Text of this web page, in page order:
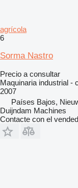
agrícola
6
Sorma Nastro
Precio a consultar
Maquinaria industrial -
2007
Países Bajos,
Duijndam Machines
Contacte con el